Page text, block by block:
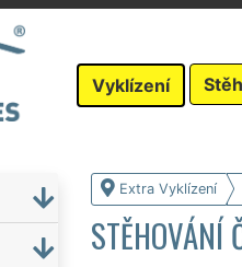
Vyklízení
Extra Vyklízení
STĚHOVÁNÍ